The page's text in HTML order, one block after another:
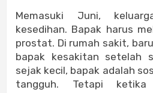
Memasuki Juni,
kesedihan. Bapak harus
prostat. Di rumah sakit,
bapak kesakitan setelah
sejak kecil, bapak adalah
tangguh. Tetapi ketika